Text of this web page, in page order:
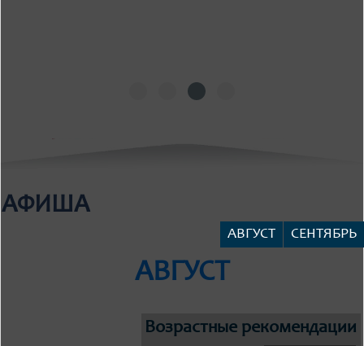
АВГУСТ СЕНТЯБРЬ
АФИША
АВГУСТ
Возрастные рекомендации